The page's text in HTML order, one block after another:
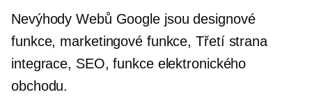
Nevýhody Webů Google jsou designové
funkce, marketingové funkce,Třetí strana
integrace, SEO, funkce elektronického
obchodu.